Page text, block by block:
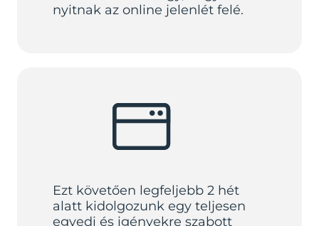
nyitnak az online jelenlét felé.
Ezt követően legfeljebb 2 hét
alatt kidolgozunk egy teljesen
egyedi és igényekre szabott